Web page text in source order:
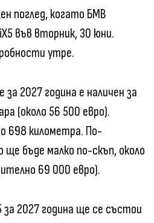
поглед, когато БМВ
във вторник, 30 юни.
утре.
2027 година е наличен за
(около 56 500 евро).
698 километра. По-
бъде малко по-скъп, около
69 000 евро).
2027 година ще се състои